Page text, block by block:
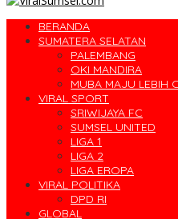
BERANDA
SUMATERA SELATAN
PALEMBANG
OKI MANDIRA
MUBA MAJU LEBIH
VIRAL SPORT
SRIWIJAYA FC
SUMSEL UNITED
LIGA 1
LIGA 2
LIGA EROPA
VIRAL POLITIKA
DPD RI
GLOBAL